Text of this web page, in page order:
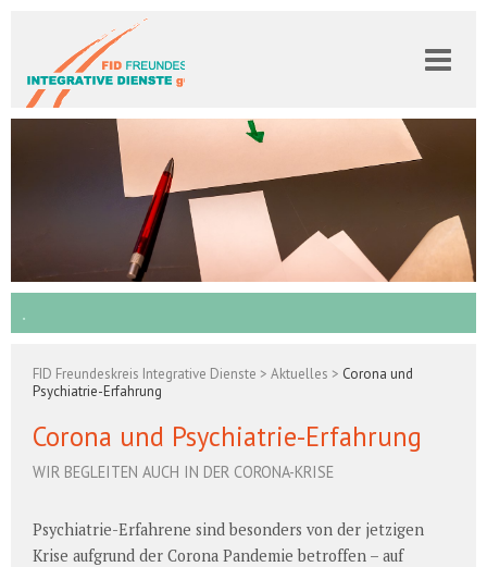
Navigation
.
FID Freundeskreis Integrative Dienste > Aktuelles > Corona und
Psychiatrie-Erfahrung
Corona und Psychiatrie-Erfahrung
WIR BEGLEITEN AUCH IN DER CORONA-KRISE
Psychiatrie-Erfahrene sind besonders von der jetzigen
Krise aufgrund der Corona Pandemie betroffen – auf